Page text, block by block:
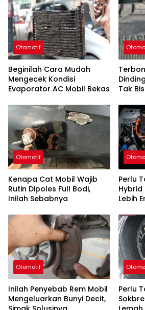
Otomotif
Beginilah Cara Mudah
Mengecek Kondisi
Evaporator AC Mobil Bekas
Tak
Otomotif
Kenapa Cat Mobil Wajib
Rutin Dipoles Full Bodi,
Inilah Sebabnya
Perlu
Hybrid
Lebih
Otomotif
Inilah Penyebab Rem Mobil
Mengeluarkan Bunyi Decit,
Perlu